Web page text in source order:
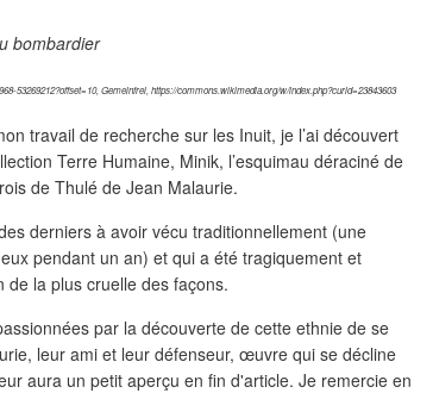
bombardier
53269212?offset=10, Gemeinfrei, https://commons.wikimedia.org/w/index.php?curid=23843603
travail de recherche sur les Inuit, je l’ai découvert
Terre Humaine, Minik, l’esquimau déraciné de
de Thulé de Jean Malaurie.
derniers à avoir vécu traditionnellement (une
pendant un an) et qui a été tragiquement et
de la plus cruelle des façons.
par la découverte de cette ethnie de se
leur ami et leur défenseur, œuvre qui se décline
aura un petit aperçu en fin d'article. Je remercie en